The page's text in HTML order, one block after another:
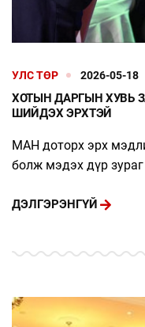
УЛС ТӨР 2026-05-18
ХОТЫН ДАРГЫН ХУВЬ
ШИЙДЭХ ЭРХТЭЙ
МАН доторх эрх
болж мэдэх дүр
ДЭЛГЭРЭНГҮЙ